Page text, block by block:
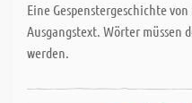
Eine Gespenstergeschichte
Ausgangstext. Wörter müssen
werden.